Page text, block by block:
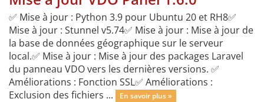
✅ Mise à jour : Python 3.9 pour Ubuntu 20 et RH8✅
Mise à jour : Stunnel v5.74✅ Mise à jour : Mise à jour de
la base de données géographique sur le serveur
local.✅ Mise à jour : Mise à jour des packages Laravel
du panneau VDO vers les dernières versions. ✅
Améliorations : Fonction SSL✅ Améliorations :
Exclusion des fichiers ...
En savoir plus »